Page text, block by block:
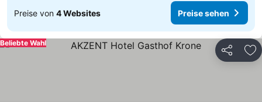
Preise von 4 Websites Preise sehen
Teilen
Beliebte Wahl